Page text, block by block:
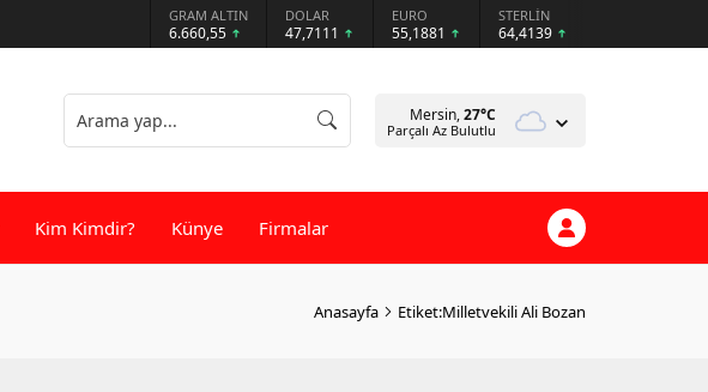
GRAM ALTIN
6.660,55
DOLAR
47,7111
EURO
55,1881
STERLİN
64,4139
Mersin,27°C
Parçalı Az Bulutlu
Kim Kimdir? Künye Firmalar
Anasayfa Etiket:Milletvekili Ali Bozan